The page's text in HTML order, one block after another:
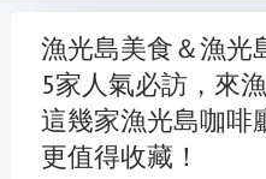
漁光島美食＆漁光
5家人氣必訪，來
這幾家漁光島咖啡
更值得收藏！
冷氣維修 維修冷氣